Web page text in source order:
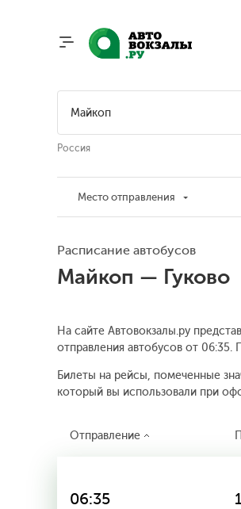
Россия
Место отправления
Расписание автобусов
Майкоп — Гуково
На сайте Автовокзалы.ру
отправления автобусов от 06:35.
Билеты на рейсы, помеченные
который вы использовали при
Отправление
06:35